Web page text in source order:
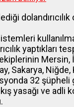
yaptıkları
Sakarya,
32 şüpheli
yasağı ve